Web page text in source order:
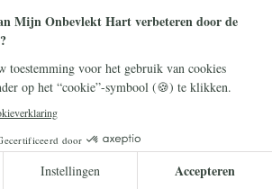
neergelegd aan de
Pio
van de heilige Padre Pio, zijn
bij zijn graf in San Giovanni
triomferen reisden met de intenties